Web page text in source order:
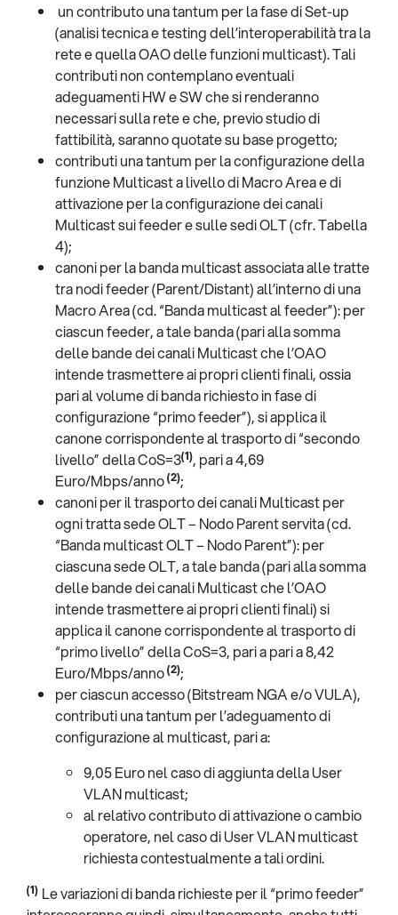
un contributo una tantum per la fase di Set-up
(analisi tecnica e testing dell’interoperabilità tra la
rete e quella OAO delle funzioni multicast). Tali
contributi non contemplano eventuali
adeguamenti HW e SW che si renderanno
necessari sulla rete e che, previo studio di
fattibilità, saranno quotate su base progetto;
contributi una tantum per la configurazione della
funzione Multicast a livello di Macro Area e di
attivazione per la configurazione dei canali
Multicast sui feeder e sulle sedi OLT (cfr. Tabella
4);
canoni per la banda multicast associata alle tratte
tra nodi feeder (Parent/Distant) all’interno di una
Macro Area (cd. “Banda multicast al feeder”): per
ciascun feeder, a tale banda (pari alla somma
delle bande dei canali Multicast che l’OAO
intende trasmettere ai propri clienti finali, ossia
pari al volume di banda richiesto in fase di
configurazione “primo feeder”), si applica il
canone corrispondente al trasporto di “secondo
livello” della CoS=3(1), pari a 4,69
Euro/Mbps/anno(2);
canoni per il trasporto dei canali Multicast per
ogni tratta sede OLT – Nodo Parent servita (cd.
“Banda multicast OLT – Nodo Parent”): per
ciascuna sede OLT, a tale banda (pari alla somma
delle bande dei canali Multicast che l’OAO
intende trasmettere ai propri clienti finali) si
applica il canone corrispondente al trasporto di
“primo livello” della CoS=3, pari a pari a 8,42
Euro/Mbps/anno(2);
per ciascun accesso (Bitstream NGA e/o VULA),
contributi una tantum per l’adeguamento di
configurazione al multicast, pari a:
9,05 Euro nel caso di aggiunta della User
VLAN multicast;
al relativo contributo di attivazione o cambio
operatore, nel caso di User VLAN multicast
richiesta contestualmente a tali ordini.
(1) Le variazioni di banda richieste per il “primo feeder”